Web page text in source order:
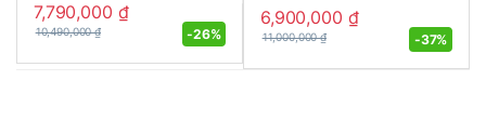
7,790,000 ₫
10,490,000₫ -26%
6,900,000 ₫
11,000,000₫ -37%